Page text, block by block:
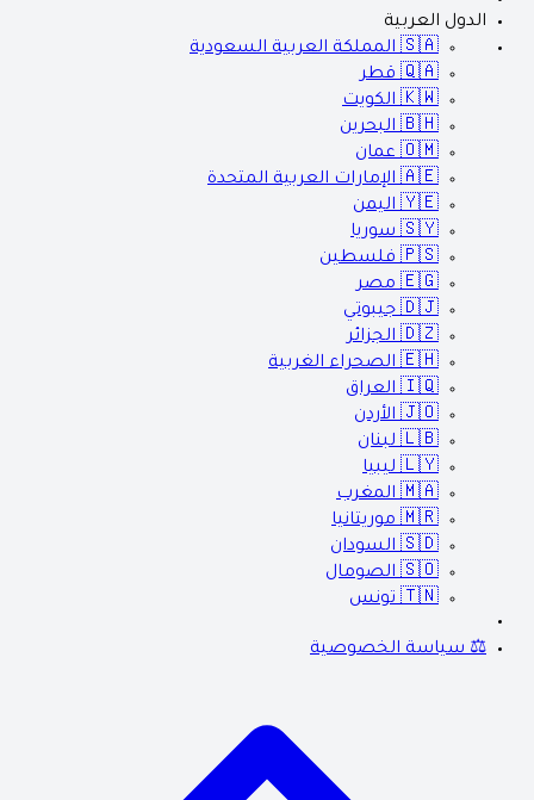
الدول العربية
🇸🇦 المملكة العربية السعودية
🇶🇦 قطر
🇰🇼 الكويت
🇧🇭 البحرين
🇴🇲 عمان
🇦🇪 الإمارات العربية المتحدة
🇾🇪 اليمن
🇸🇾 سوريا
🇵🇸 فلسطين
🇪🇬 مصر
🇩🇯 جيبوتي
🇩🇿 الجزائر
🇪🇭 الصحراء الغربية
🇮🇶 العراق
🇯🇴 الأردن
🇱🇧 لبنان
🇱🇾 ليبيا
🇲🇦 المغرب
🇲🇷 موريتانيا
🇸🇩 السودان
🇸🇴 الصومال
🇹🇳 تونس
⚖️ سياسة الخصوصية